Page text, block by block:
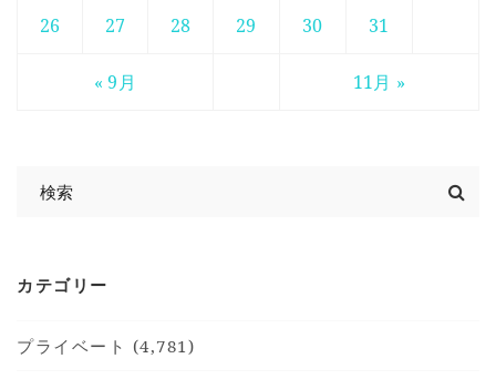
« 9月 11月 »
26 27 28 29 30 31
カテゴリー
プライベート (4,781)